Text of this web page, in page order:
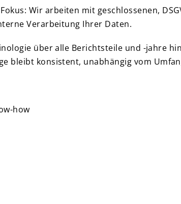
Wir arbeiten mit geschlossenen,
Verarbeitung Ihrer Daten.
über alle Berichtsteile und -jahre
bleibt konsistent, unabhängig vom
how